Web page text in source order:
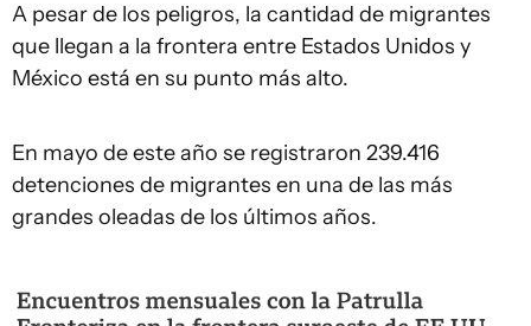
A pesar de los peligros, la cantidad de migrantes
que llegan a la frontera entre Estados Unidos y
México está en su punto más alto.
En mayo de este año se registraron 239.416
detenciones de migrantes en una de las más
grandes oleadas de los últimos años.